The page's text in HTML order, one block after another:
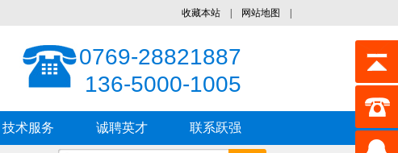
收藏本站 网站地图
0769-28821887
136-5000-1005
技术服务 诚聘英才 联系跃强